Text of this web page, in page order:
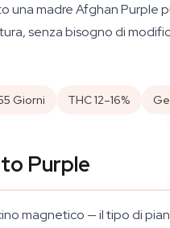
una madre Afghan
senza bisogno di
Giorni THC 12–16%
Purple
magnetico — il tipo di